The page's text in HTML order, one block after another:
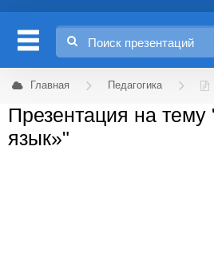
Главная Педагогика
Презентация на тему
язык»"